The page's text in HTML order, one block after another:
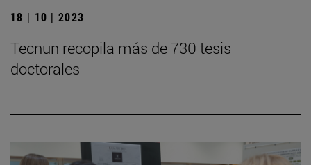
18 | 10 | 2023
Tecnun recopila más de 730 tesis
doctorales